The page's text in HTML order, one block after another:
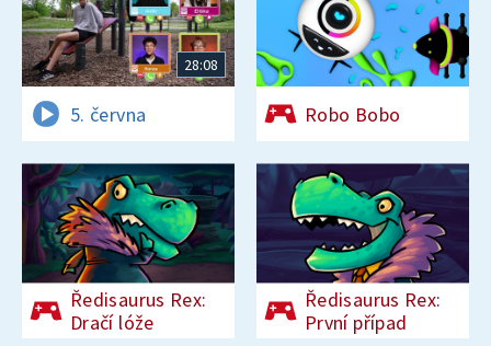
28:08
5. června Robo Bobo
Ředisaurus Rex:
Dračí lóže
Ředisaurus Rex:
První případ